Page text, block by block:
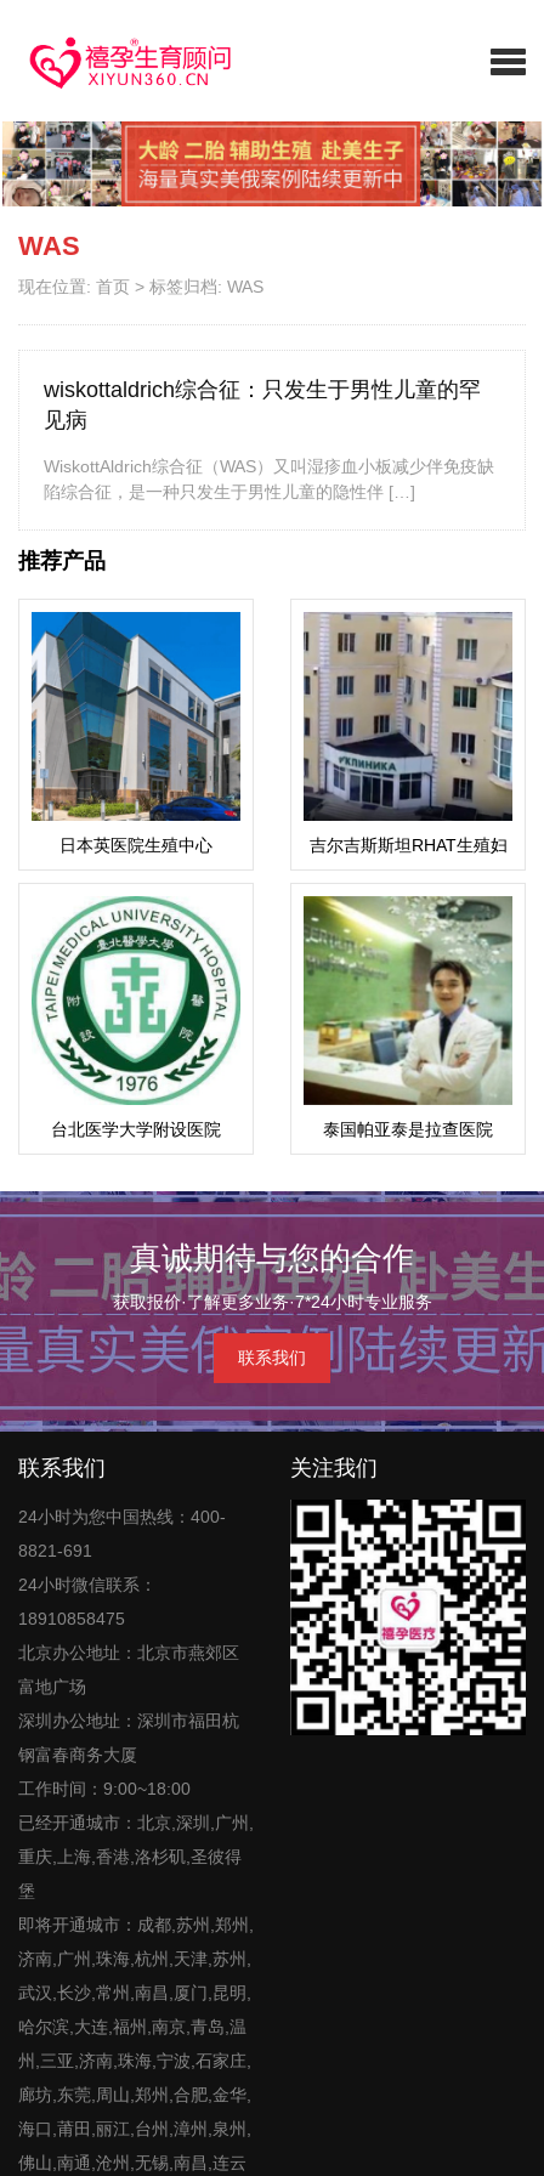
WAS
现在位置: 首页 > 标签归档: WAS
wiskottaldrich综合征：只发生于男性儿童的罕
见病
WiskottAldrich综合征（WAS）又叫湿疹血小板减少伴免疫缺
陷综合征，是一种只发生于男性儿童的隐性伴 […]
推荐产品
日本英医院生殖中心
吉尔吉斯斯坦RHAT生殖妇
产中心
台北医学大学附设医院 泰国帕亚泰是拉查医院
真诚期待与您的合作
获取报价·了解更多业务·7*24小时专业服务
联系我们
联系我们
24小时为您中国热线：400-
8821-691
24小时微信联系：
18910858475
北京办公地址：北京市燕郊区
富地广场
深圳办公地址：深圳市福田杭
钢富春商务大厦
工作时间：9:00~18:00
已经开通城市：北京,深圳,广州,
重庆,上海,香港,洛杉矶,圣彼得
堡
即将开通城市：成都,苏州,郑州,
济南,广州,珠海,杭州,天津,苏州,
武汉,长沙,常州,南昌,厦门,昆明,
哈尔滨,大连,福州,南京,青岛,温
州,三亚,济南,珠海,宁波,石家庄,
廊坊,东莞,周山,郑州,合肥,金华,
海口,莆田,丽江,台州,漳州,泉州,
佛山,南通,沧州,无锡,南昌,连云
关注我们